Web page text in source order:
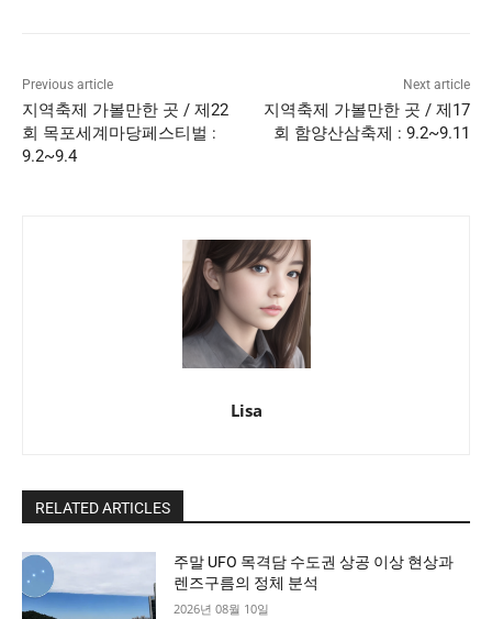
Previous article
지역축제 가볼만한 곳 / 제22
회 목포세계마당페스티벌 :
9.2~9.4
Next article
지역축제 가볼만한 곳 / 제17
회 함양산삼축제 : 9.2~9.11
Lisa
RELATED ARTICLES
주말 UFO 목격담 수도권 상공 이상 현상과
렌즈구름의 정체 분석
2026년 08월 10일